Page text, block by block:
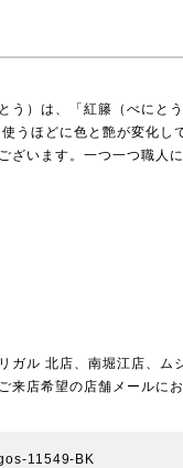
う）は、「紅籐（べにと
うほどに色と艶が変化し
ざいます。一つ一つ職人
ガル 北店、南堀江店、ム
来店希望の店舗メールに
11549-BK